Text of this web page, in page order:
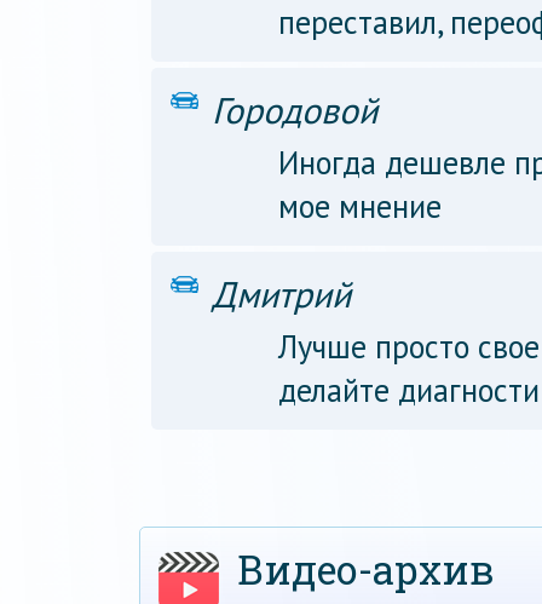
переставил,
Городовой
Иногда дешевле
мое мнение
Дмитрий
Лучше просто
делайте
Видео-архив